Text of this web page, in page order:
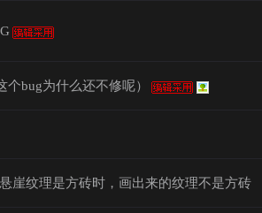
bug为什么还不修呢）
崖纹理是方砖时，画出来的纹理不是方砖